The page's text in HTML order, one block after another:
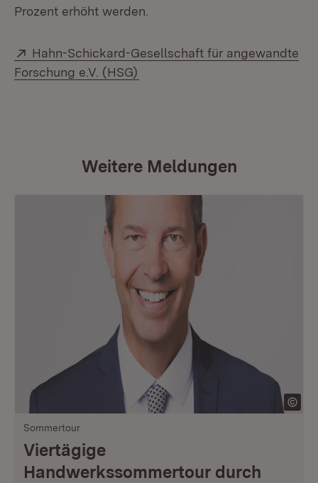
Prozent erhöht werden.
Extern:
Hahn-Schickard-Gesellschaft für angewandte
Forschung e.V. (HSG)
Weitere Meldungen
Sommertour
Viertägige
Handwerkssommertour durch